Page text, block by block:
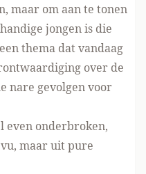
maar om aan te tonen
jongen is die
thema dat vandaag
over de
nare gevolgen voor
even onderbroken,
maar uit pure